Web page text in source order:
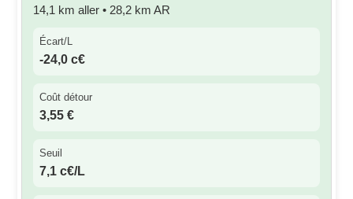
14,1 km aller • 28,2 km AR
Écart/L
-24,0 c€
Coût détour
3,55 €
Seuil
7,1 c€/L